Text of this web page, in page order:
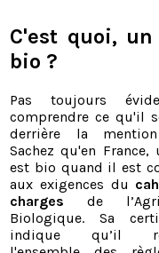
C'est quoi,
bio ?
Pas toujours
comprendre ce qu'il
derrière la
Sachez qu'en France,
est bio quand il est
aux exigences du
charges
de
Biologique. Sa
indique qu’il